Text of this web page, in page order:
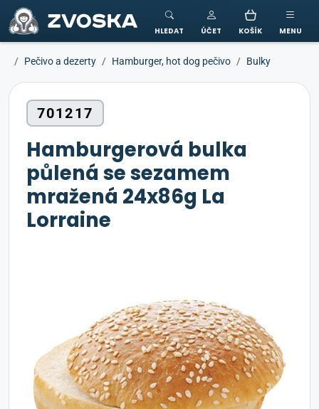
ZVOSKA
HLEDAT ÚČET KOŠÍK MENU
Pečivo a dezerty Hamburger, hot dog pečivo Bulky
701217
Hamburgerová bulka
půlená se sezamem
mražená 24x86g La
Lorraine